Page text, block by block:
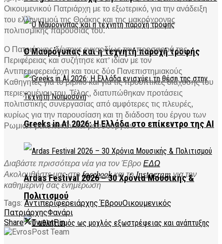
Ο Μαυρόγυπας και η τεχνητή παροχή τροφής
Greeks in AI 2026: Η Ελλάδα στο επίκεντρο της AI
Ardas Festival 2026 – 30 Χρόνια Μουσικής &
Πολιτισμού
Οικουμενικού Πατριάρχη με το εξωτερικό, για την ανάδειξη
του ελληνισμού της Θράκης και της μακρόχρονης
πολιτισμικής παρουσίας του.
Ο Πατριάρχης δέχτηκε εγκαρδίως την προσφορά της
Περιφέρειας και συζήτησε κατ’ ιδίαν με τον
Αντιπεριφερειάρχη και τους δύο Πανεπιστημιακούς
Καθηγητές για το βιβλίο και για τις προοπτικές διάχυσης του
περιεχομένου του. Τέλος, διατυπώθηκαν προτάσεις
πολιτιστικής συνεργασίας από αμφότερες τις πλευρές,
κυρίως για την παρουσίαση και τη διάδοση του έργου των
Ρωμιών μελοποιών και μουσουργών.
Διαβάστε πρισσότερα νέα για τον ΈβροΕΔΩ
Ακολουθήστε μας στοfacebookκαι τοInstagramγια την
καθημερινή σας ενημέρωση
Tags: Αντιπεριφερειάρχης ΈβρουΟικουμενικός
ΠατριάρχηςΦανάρι
Share
TweetPin